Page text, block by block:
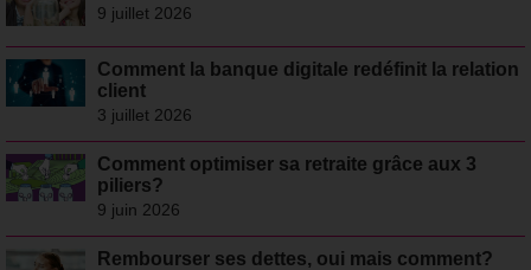
9 juillet 2026
Comment la banque digitale redéfinit la relation
client
3 juillet 2026
Comment optimiser sa retraite grâce aux 3
piliers?
9 juin 2026
Rembourser ses dettes, oui mais comment?